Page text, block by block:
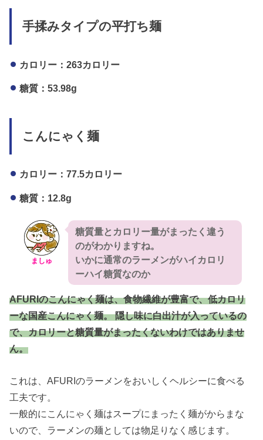
手揉みタイプの平打ち麺
カロリー：263カロリー
糖質：53.98g
こんにゃく麺
カロリー：77.5カロリー
糖質：12.8g
ましゅ
糖質量とカロリー量がまったく違う
のがわかりますね。
いかに通常のラーメンがハイカロリ
ーハイ糖質なのか
AFURIのこんにゃく麺は、食物繊維が豊富で、低カロリ
ーな国産こんにゃく麺。 隠し味に白出汁が入っているの
で、カロリーと糖質量がまったくないわけではありませ
ん。
これは、AFURIのラーメンをおいしくヘルシーに食べる
工夫です。
一般的にこんにゃく麺はスープにまったく麺がからまな
いので、ラーメンの麺としては物足りなく感じます。